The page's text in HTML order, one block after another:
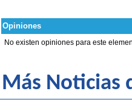
Opiniones
No existen opiniones para este
Más Noticias